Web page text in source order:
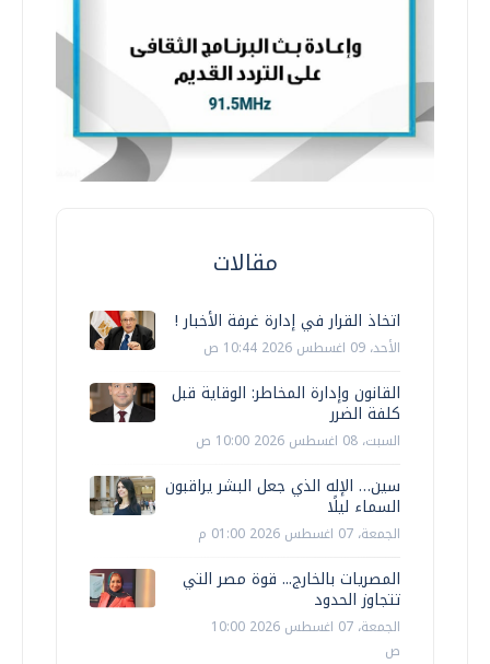
مقالات
اتخاذ القرار في إدارة غرفة الأخبار !
الأحد، 09 اغسطس 2026 10:44 ص
القانون وإدارة المخاطر: الوقاية قبل
كلفة الضرر
السبت، 08 اغسطس 2026 10:00 ص
سين… الإله الذي جعل البشر يراقبون
السماء ليلًا
الجمعة، 07 اغسطس 2026 01:00 م
المصريات بالخارج... قوة مصر التي
تتجاوز الحدود
الجمعة، 07 اغسطس 2026 10:00
ص